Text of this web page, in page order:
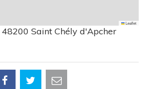
Leaflet
Saint Chély d'Apcher